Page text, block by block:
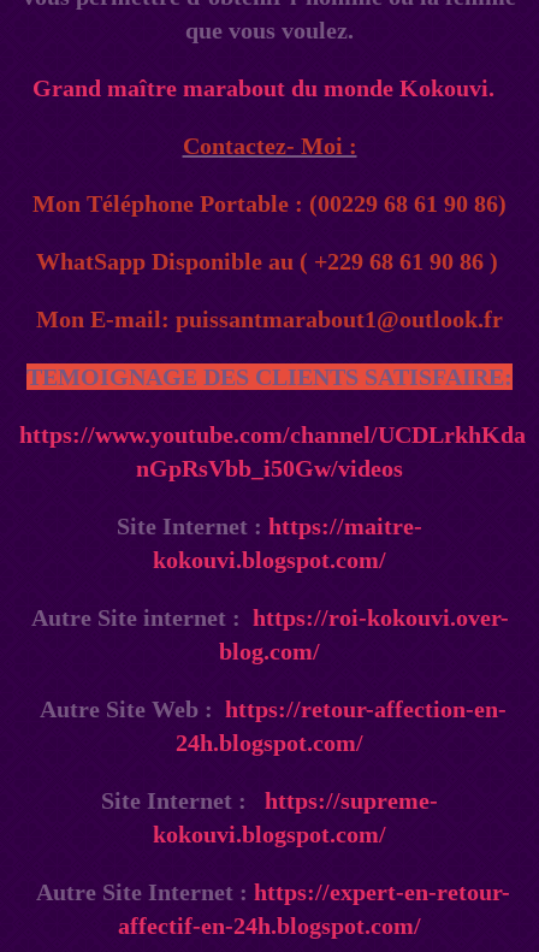
que vous voulez.
Grand maître marabout du monde Kokouvi.
Contactez- Moi :
Mon Téléphone Portable : (00229 68 61 90 86)
WhatSapp Disponible au ( +229 68 61 90 86 )
Mon E-mail: puissantmarabout1@outlook.fr
TEMOIGNAGE DES CLIENTS SATISFAIRE:
https://www.youtube.com/channel/UCDLrkhKda
nGpRsVbb_i50Gw/videos
Site Internet : https://maitre-
kokouvi.blogspot.com/
Autre Site internet : https://roi-kokouvi.over-
blog.com/
Autre Site Web : https://retour-affection-en-
24h.blogspot.com/
Site Internet : https://supreme-
kokouvi.blogspot.com/
Autre Site Internet : https://expert-en-retour-
affectif-en-24h.blogspot.com/